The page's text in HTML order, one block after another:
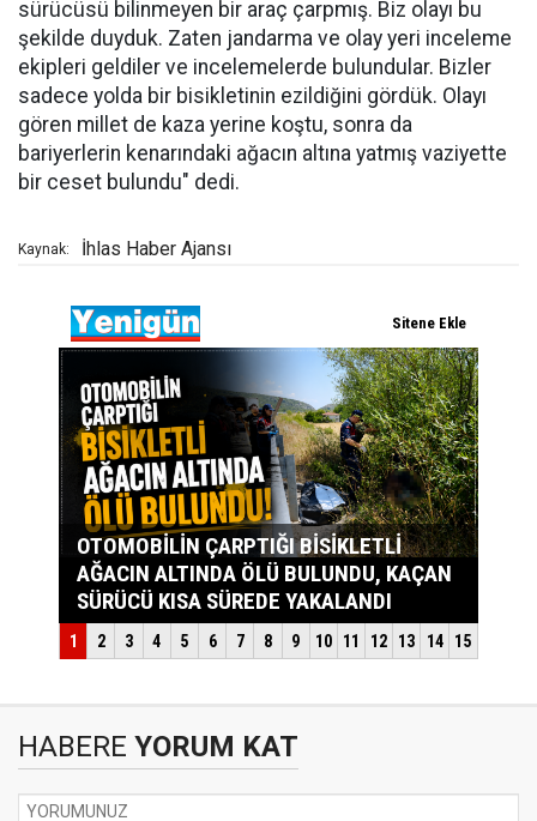
sürücüsü bilinmeyen bir araç çarpmış. Biz olayı bu
şekilde duyduk. Zaten jandarma ve olay yeri inceleme
ekipleri geldiler ve incelemelerde bulundular. Bizler
sadece yolda bir bisikletinin ezildiğini gördük. Olayı
gören millet de kaza yerine koştu, sonra da
bariyerlerin kenarındaki ağacın altına yatmış vaziyette
bir ceset bulundu" dedi.
Kaynak: İhlas Haber Ajansı
HABERE YORUM KAT